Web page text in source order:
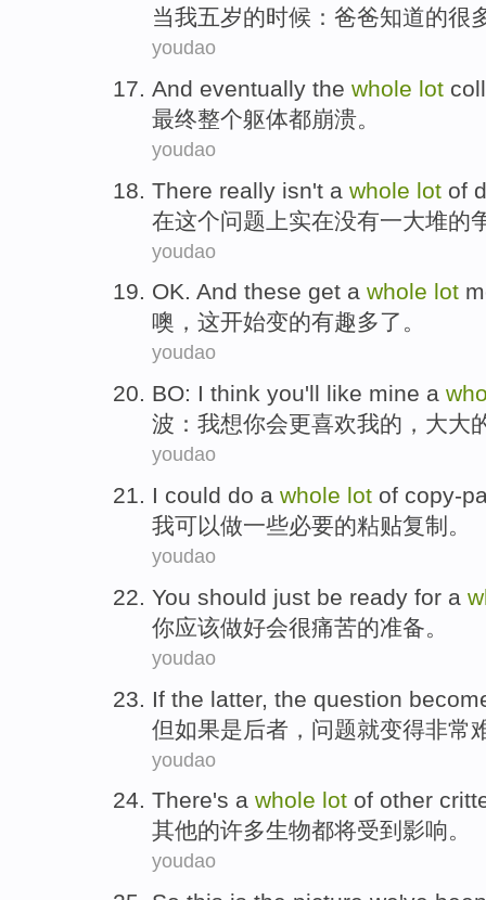
当我五岁的时候：爸爸知道的很
youdao
And eventually the whole lot
最终整个躯体都崩溃。
youdao
There really isn't a whole lot of
在这个问题上实在没有一大堆的
youdao
OK. And these get a whole lot
噢 ， 这开始变的有趣多了。
youdao
BO: I think you'll like mine a
波 ： 我想你会更喜欢我的，大大
youdao
I could do a whole lot of copy-
我可以做一些必要的粘贴复制。
youdao
You should just be ready for a
你应该做好会很痛苦的准备。
youdao
If the latter, the question
但如果是后者 ， 问题就变得非常
youdao
There's a whole lot of other
其他的许多生物都将受到影响。
youdao